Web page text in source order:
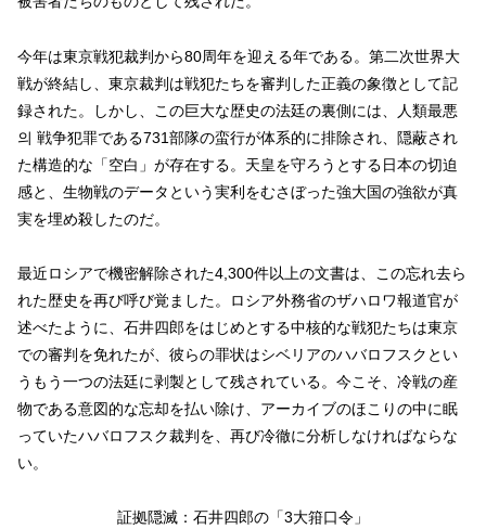
今年は東京戦犯裁判から80周年を迎える年である。第二次世界大
戦が終結し、東京裁判は戦犯たちを審判した正義の象徴として記
録された。しかし、この巨大な歴史の法廷の裏側には、人類最悪
의 戦争犯罪である731部隊の蛮行が体系的に排除され、隠蔽され
た構造的な「空白」が存在する。天皇を守ろうとする日本の切迫
感と、生物戦のデータという実利をむさぼった強大国の強欲が真
実を埋め殺したのだ。
最近ロシアで機密解除された4,300件以上の文書は、この忘れ去ら
れた歴史を再び呼び覚ました。ロシア外務省のザハロワ報道官が
述べたように、石井四郎をはじめとする中核的な戦犯たちは東京
での審判を免れたが、彼らの罪状はシベリアのハバロフスクとい
うもう一つの法廷に剥製として残されている。今こそ、冷戦の産
物である意図的な忘却を払い除け、アーカイブのほこりの中に眠
っていたハバロフスク裁判を、再び冷徹に分析しなければならな
い。
証拠隠滅：石井四郎の「3大箝口令」